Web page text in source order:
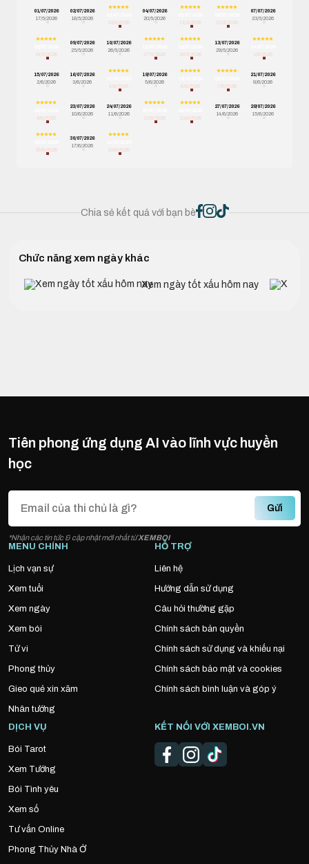
01/07/2026
17/5/2026
02/07/2026
18/5/2026
19/5/2026
04/07/2026
20/5/2026
21/5/2026
22/5/2026
07/07/2026
23/5/2026
24/5/2026
09/07/2026
25/5/2026
10/07/2026
26/5/2026
27/5/2026
28/5/2026
13/07/2026
29/5/2026
1/6/2026
15/07/2026
2/6/2026
16/07/2026
3/6/2026
4/6/2026
18/07/2026
5/6/2026
6/6/2026
7/6/2026
21/07/2026
8/6/2026
9/6/2026
23/07/2026
10/6/2026
24/07/2026
11/6/2026
12/6/2026
13/6/2026
27/07/2026
14/6/2026
28/07/2026
15/6/2026
16/6/2026
30/07/2026
17/6/2026
18/6/2026
Chia sẻ kết quả với bạn bè
Chức năng xem ngày khác
Xem ngày tốt xấu hôm nay
Tiên phong ứng dụng AI vào lĩnh vực huyền
học
Gửi
*Nhận các tin tức & cập nhật mới nhất từXEMBOI
MENU CHÍNH
Lịch vạn sự
Xem tuổi
Xem ngày
Xem bói
Tử vi
Phong thủy
Gieo quẻ xin xăm
Nhân tướng
HỖ TRỢ
Liên hệ
Hướng dẫn sử dụng
Câu hỏi thường gặp
Chính sách bản quyền
Chính sách sử dụng và khiếu nại
Chính sách bảo mật và cookies
Chính sách bình luận và góp ý
DỊCH VỤ
Bói Tarot
Xem Tướng
Bói Tình yêu
Xem số
Tư vấn Online
Phong Thủy Nhà Ở
KẾT NỐI VỚI XEMBOI.VN